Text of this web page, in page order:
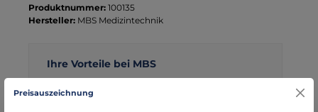
Produktnummer: 100135
Hersteller: MBS Medizintechnik
Ihre Vorteile bei MBS
DE)
Preisauszeichnung